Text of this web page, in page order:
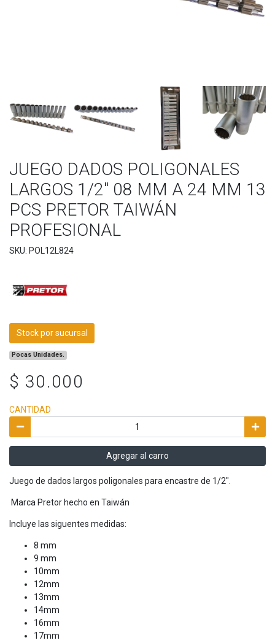
JUEGO DADOS POLIGONALES
LARGOS 1/2" 08 MM A 24 MM 13
PCS PRETOR TAIWÁN
PROFESIONAL
SKU: POL12L824
Stock por sucursal
Pocas Unidades.
$ 30.000
CANTIDAD
Agregar al carro
Juego de dados largos poligonales para encastre de 1/2".
Marca Pretor hecho en Taiwán
Incluye las siguentes medidas:
8 mm
9 mm
10mm
12mm
13mm
14mm
16mm
17mm